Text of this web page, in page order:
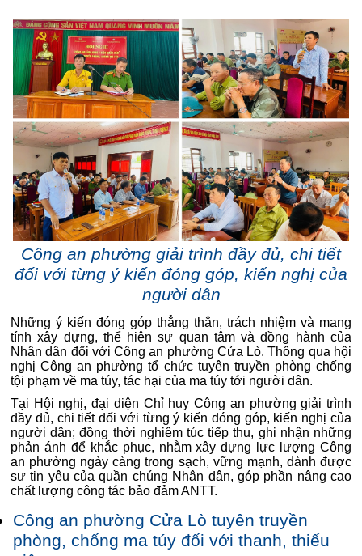
Công an phường giải trình đầy đủ, chi tiết
đối với từng ý kiến đóng góp, kiến nghị của
người dân
Những ý kiến đóng góp thẳng thắn, trách nhiệm và mang
tính xây dựng, thể hiện sự quan tâm và đồng hành của
Nhân dân đối với Công an phường Cửa Lò. Thông qua hội
nghị Công an phường tổ chức tuyên truyền phòng chống
tội phạm về ma túy, tác hại của ma túy tới người dân.
Tại Hội nghị, đại diện Chỉ huy Công an phường giải trình
đầy đủ, chi tiết đối với từng ý kiến đóng góp, kiến nghị của
người dân; đồng thời nghiêm túc tiếp thu, ghi nhận những
phản ánh để khắc phục, nhằm xây dựng lực lượng Công
an phường ngày càng trong sạch, vững mạnh, dành được
sự tin yêu của quần chúng Nhân dân, góp phần nâng cao
chất lượng công tác bảo đảm ANTT.
Công an phường Cửa Lò tuyên truyền
phòng, chống ma túy đối với thanh, thiếu